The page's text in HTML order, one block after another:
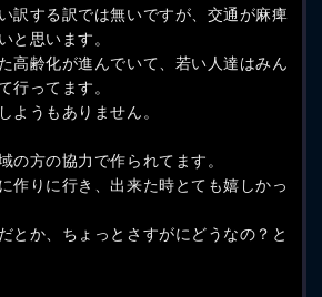
訳する訳では無いですが、交通が麻痺
と思います。
高齢化が進んでいて、若い人達はみん
行ってます。
ようもありません。
の方の協力で作られてます。
作りに行き、出来た時とても嬉しかっ
とか、ちょっとさすがにどうなの？と